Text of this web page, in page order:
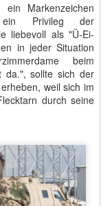
ein Markenzeichen
ein Privileg der
liebevoll als "Ü-Ei-
in jeder Situation
beim
da.", sollte sich der
weil sich im
durch seine